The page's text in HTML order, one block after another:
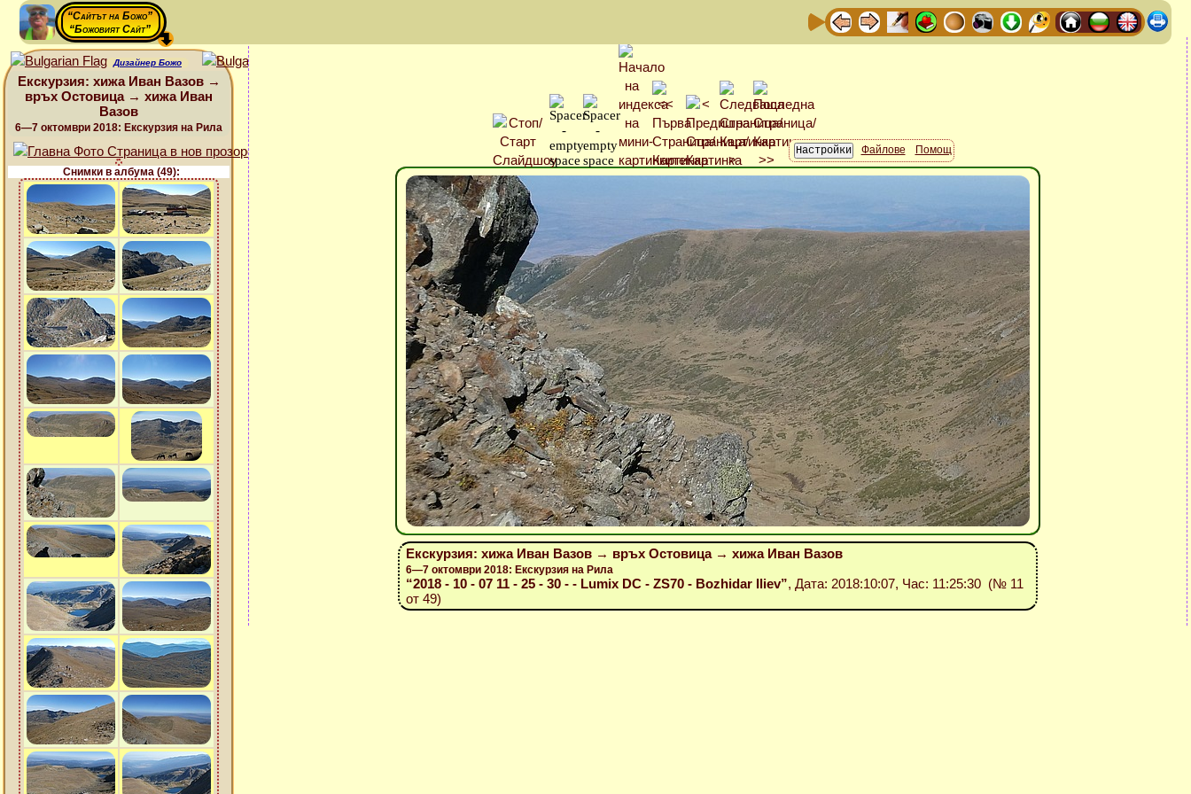
“Сайтът на Божо”
“Божовият Сайт”
Дизайнер Божо
Екскурзия: хижа Иван Вазов →
връх Остовица → хижа Иван
Вазов
6—7 октомври 2018: Екскурзия на Рила
Снимки в албума (49):
Файлове Помощ
Екскурзия: хижа Иван Вазов → връх Остовица → хижа Иван Вазов
6—7 октомври 2018: Екскурзия на Рила
“2018 - 10 - 07 11 - 25 - 30 - - Lumix DC - ZS70 - Bozhidar Iliev”, Дата: 2018:10:07, Час: 11:25:30 (№ 11
от 49)